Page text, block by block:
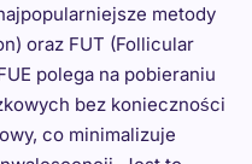
metody
oraz FUT (Follicular
polega na pobieraniu
bez konieczności
co minimalizuje